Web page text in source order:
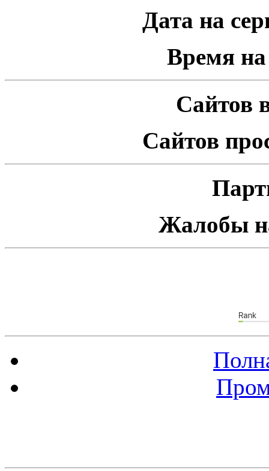
Дата на
Время на
Сайтов
Сайтов
Жалобы